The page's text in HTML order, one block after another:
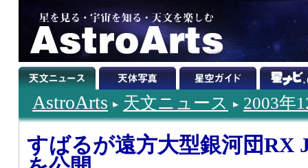
AstroArts 天文ニュース 2003年
すばるが遠方大型銀河団RX